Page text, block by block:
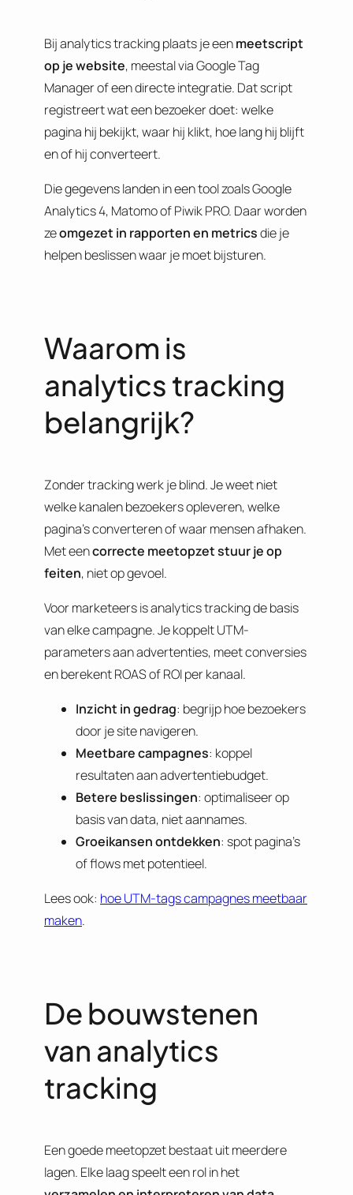
Bij analytics tracking plaats je eenmeetscript
op je website, meestal via Google Tag
Manager of een directe integratie. Dat script
registreert wat een bezoeker doet: welke
pagina hij bekijkt, waar hij klikt, hoe lang hij blijft
en of hij converteert.
Die gegevens landen in een tool zoals Google
Analytics 4, Matomo of Piwik PRO. Daar worden
zeomgezet in rapporten en metricsdie je
helpen beslissen waar je moet bijsturen.
Waarom is
analytics tracking
belangrijk?
Zonder tracking werk je blind. Je weet niet
welke kanalen bezoekers opleveren, welke
pagina’s converteren of waar mensen afhaken.
Met eencorrecte meetopzet stuur je op
feiten, niet op gevoel.
Voor marketeers is analytics tracking de basis
van elke campagne. Je koppelt UTM-
parameters aan advertenties, meet conversies
en berekent ROAS of ROI per kanaal.
Inzicht in gedrag: begrijp hoe bezoekers
door je site navigeren.
Meetbare campagnes: koppel
resultaten aan advertentiebudget.
Betere beslissingen: optimaliseer op
basis van data, niet aannames.
Groeikansen ontdekken: spot pagina’s
of flows met potentieel.
Lees ook: hoe UTM-tags campagnes meetbaar
maken.
De bouwstenen
van analytics
tracking
Een goede meetopzet bestaat uit meerdere
lagen. Elke laag speelt een rol in het